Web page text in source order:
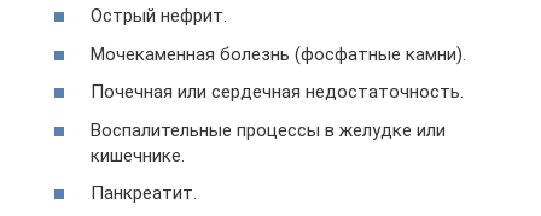
Острый нефрит.
Мочекаменная болезнь (фосфатные камни).
Почечная или сердечная недостаточность.
Воспалительные процессы в желудке или
кишечнике.
Панкреатит.